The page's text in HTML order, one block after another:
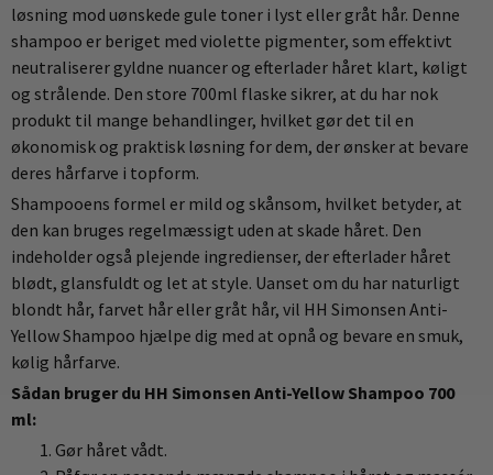
løsning mod uønskede gule toner i lyst eller gråt hår. Denne
shampoo er beriget med violette pigmenter, som effektivt
neutraliserer gyldne nuancer og efterlader håret klart, køligt
og strålende. Den store 700ml flaske sikrer, at du har nok
produkt til mange behandlinger, hvilket gør det til en
økonomisk og praktisk løsning for dem, der ønsker at bevare
deres hårfarve i topform.
Shampooens formel er mild og skånsom, hvilket betyder, at
den kan bruges regelmæssigt uden at skade håret. Den
indeholder også plejende ingredienser, der efterlader håret
blødt, glansfuldt og let at style. Uanset om du har naturligt
blondt hår, farvet hår eller gråt hår, vil HH Simonsen Anti-
Yellow Shampoo hjælpe dig med at opnå og bevare en smuk,
kølig hårfarve.
Sådan bruger du HH Simonsen Anti-Yellow Shampoo 700
ml:
Gør håret vådt.